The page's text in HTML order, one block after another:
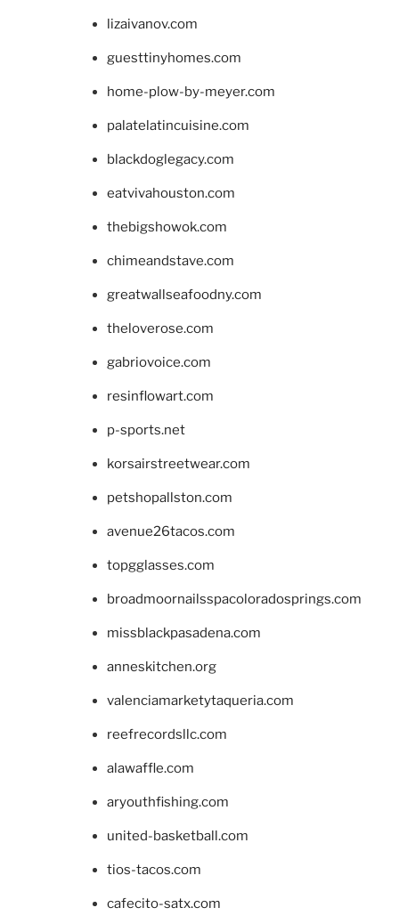
lizaivanov.com
guesttinyhomes.com
home-plow-by-meyer.com
palatelatincuisine.com
blackdoglegacy.com
eatvivahouston.com
thebigshowok.com
chimeandstave.com
greatwallseafoodny.com
theloverose.com
gabriovoice.com
resinflowart.com
p-sports.net
korsairstreetwear.com
petshopallston.com
avenue26tacos.com
topgglasses.com
broadmoornailsspacoloradosprings.com
missblackpasadena.com
anneskitchen.org
valenciamarketytaqueria.com
reefrecordsllc.com
alawaffle.com
aryouthfishing.com
united-basketball.com
tios-tacos.com
cafecito-satx.com